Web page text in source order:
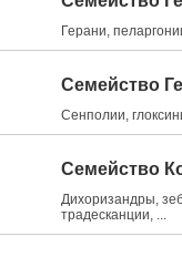
Герани,
Семейство
Сенполии,
Семейство
Дихоризандры,
традесканции, ...